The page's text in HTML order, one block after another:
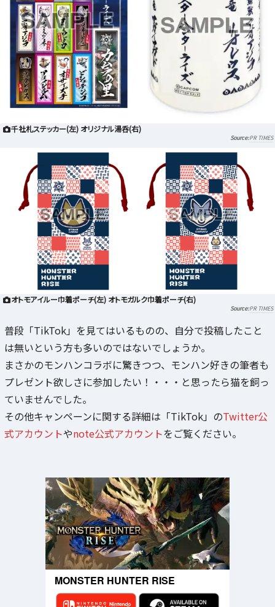
千社札ステッカー(左) オリジナル湯呑(右)
PR TIMES
オトモアイルー巾着ポーチ(左) オトモガルク巾着ポーチ(右)
PR TIMES
普段「TikTok」を見てはいるものの、自分で投稿したこと
は無いという方も多いのではないでしょうか。
まさかのモンハンコラボに驚きつつ、モンハン好きの筆者も
プレゼント欲しさに参加したい！・・・と思ったら猫を飼っ
ていませんでした。
その他キャンペーンに関する詳細は「TikTok」のTwitter公
式アカウントやnote公式アカウントをご覧ください。
MONSTER HUNTER RISE